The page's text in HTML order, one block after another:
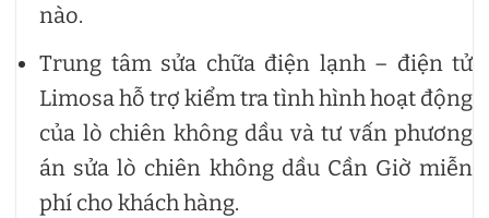
nào.
Trung tâm sửa chữa điện lạnh – điện tử
Limosa hỗ trợ kiểm tra tình hình hoạt động
của lò chiên không dầu và tư vấn phương
án sửa lò chiên không dầu Cần Giờ miễn
phí cho khách hàng.